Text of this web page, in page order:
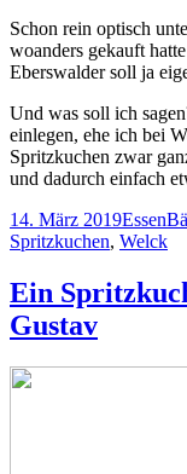
Schon rein optisch
woanders gekauft
Eberswalder soll ja
Und was soll ich
einlegen, ehe ich bei
Spritzkuchen zwar
und dadurch einfach
Veröffentlicht
am
14. März 2019Essen
Spritzkuchen, Welck
Ein
Gustav